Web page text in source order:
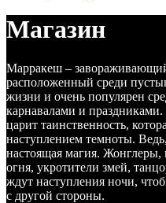
Магазин
Марракеш –
расположенный среди
жизни и очень популярен
карнавалами и
царит таинственность,
наступлением темноты.
настоящая магия. Жонглеры,
огня, укротители змей,
ждут наступления ночи,
с другой стороны.